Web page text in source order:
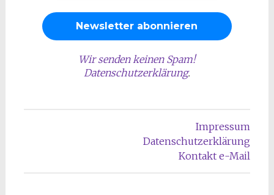
Wir senden keinen Spam!
Datenschutzerklärung.
Impressum
Datenschutzerklärung
Kontakt e-Mail